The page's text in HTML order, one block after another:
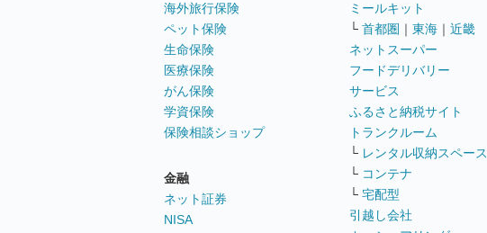
海外旅行保険
ペット保険
生命保険
医療保険
がん保険
学資保険
保険相談ショップ
金融
ネット証券
NISA
ミールキット
└ 首都圏 ｜ 東海 ｜ 近畿
ネットスーパー
フードデリバリー
サービス
ふるさと納税サイト
トランクルーム
└ レンタル収納スペース
└ コンテナ
└ 宅配型
引越し会社